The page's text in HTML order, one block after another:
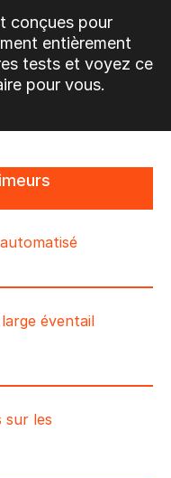
conçues pour
entièrement
tests et voyez ce
pour vous.
éventail
sur les